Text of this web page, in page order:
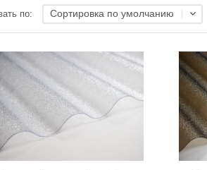
по: Сортировка по умолчанию